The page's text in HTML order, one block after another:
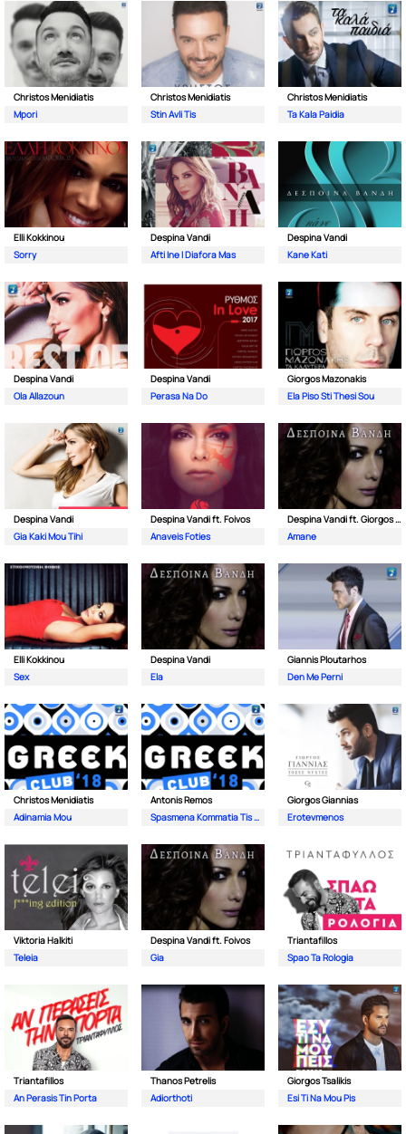
Christos Menidiatis
Mpori
Christos Menidiatis
Stin Avli Tis
Christos Menidiatis
Ta Kala Paidia
Elli Kokkinou
Sorry
Despina Vandi
Afti Ine I Diafora Mas
Despina Vandi
Kane Kati
Despina Vandi
Ola Allazoun
Despina Vandi
Perasa Na Do
Giorgos Mazonakis
Ela Piso Sti Thesi Sou
Despina Vandi
Gia Kaki Mou Tihi
Despina Vandi ft. Foivos
Anaveis Foties
Despina Vandi ft. Giorgos Mazonakis
Amane
Elli Kokkinou
Sex
Despina Vandi
Ela
Giannis Ploutarhos
Den Me Perni
Christos Menidiatis
Adinamia Mou
Antonis Remos
Spasmena Kommatia Tis Kardias
Giorgos Giannias
Erotevmenos
Viktoria Halkiti
Teleia
Despina Vandi ft. Foivos
Gia
Triantafillos
Spao Ta Rologia
Triantafillos
An Perasis Tin Porta
Thanos Petrelis
Adiorthoti
Giorgos Tsalikis
Esi Ti Na Mou Pis